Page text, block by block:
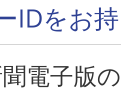
IDをお
電子版